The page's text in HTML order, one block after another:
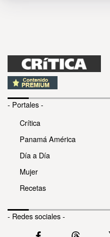
- Portales -
Crítica
Panamá América
Día a Día
Mujer
Recetas
- Redes sociales -